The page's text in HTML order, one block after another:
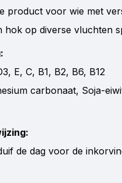
product voor wie met
hok op diverse vluchten
E, C, B1, B2, B6, B12
carbonaat, Soja-
de dag voor de